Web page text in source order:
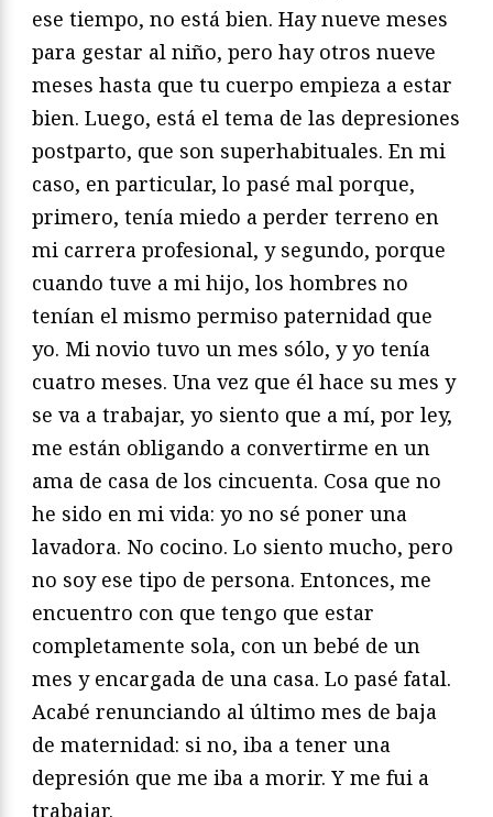
ese tiempo, no está bien. Hay nueve meses
para gestar al niño, pero hay otros nueve
meses hasta que tu cuerpo empieza a estar
bien. Luego, está el tema de las depresiones
postparto, que son superhabituales. En mi
caso, en particular, lo pasé mal porque,
primero, tenía miedo a perder terreno en
mi carrera profesional, y segundo, porque
cuando tuve a mi hijo, los hombres no
tenían el mismo permiso paternidad que
yo. Mi novio tuvo un mes sólo, y yo tenía
cuatro meses. Una vez que él hace su mes y
se va a trabajar, yo siento que a mí, por ley,
me están obligando a convertirme en un
ama de casa de los cincuenta. Cosa que no
he sido en mi vida: yo no sé poner una
lavadora. No cocino. Lo siento mucho, pero
no soy ese tipo de persona. Entonces, me
encuentro con que tengo que estar
completamente sola, con un bebé de un
mes y encargada de una casa. Lo pasé fatal.
Acabé renunciando al último mes de baja
de maternidad: si no, iba a tener una
depresión que me iba a morir. Y me fui a
trabajar.